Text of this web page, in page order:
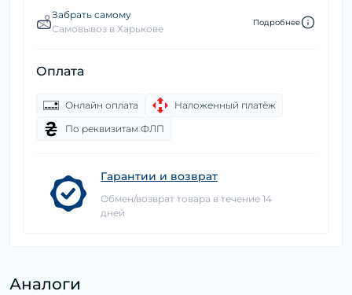
Забрать самому
Самовывоз в Харькове
Подробнее
Оплата
Онлайн оплата
Наложенный платёж
По реквизитам ФЛП
Гарантии и возврат
Обмен/возврат товара в течение 14
дней
Аналоги